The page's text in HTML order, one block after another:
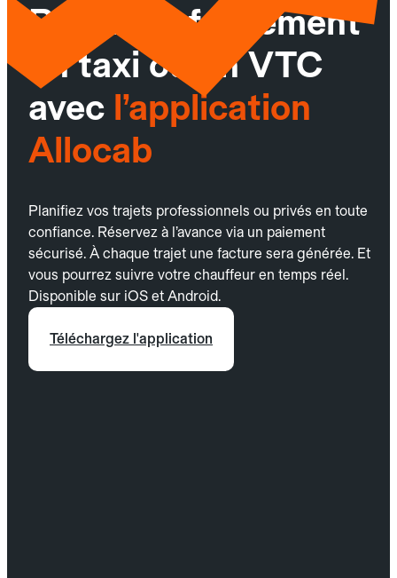
Réservez facilement
un taxi ou un VTC
avec l’application
Allocab
Planifiez vos trajets professionnels ou privés en toute
confiance. Réservez à l’avance via un paiement
sécurisé. À chaque trajet une facture sera générée. Et
vous pourrez suivre votre chauffeur en temps réel.
Disponible sur iOS et Android.
Téléchargez l'application